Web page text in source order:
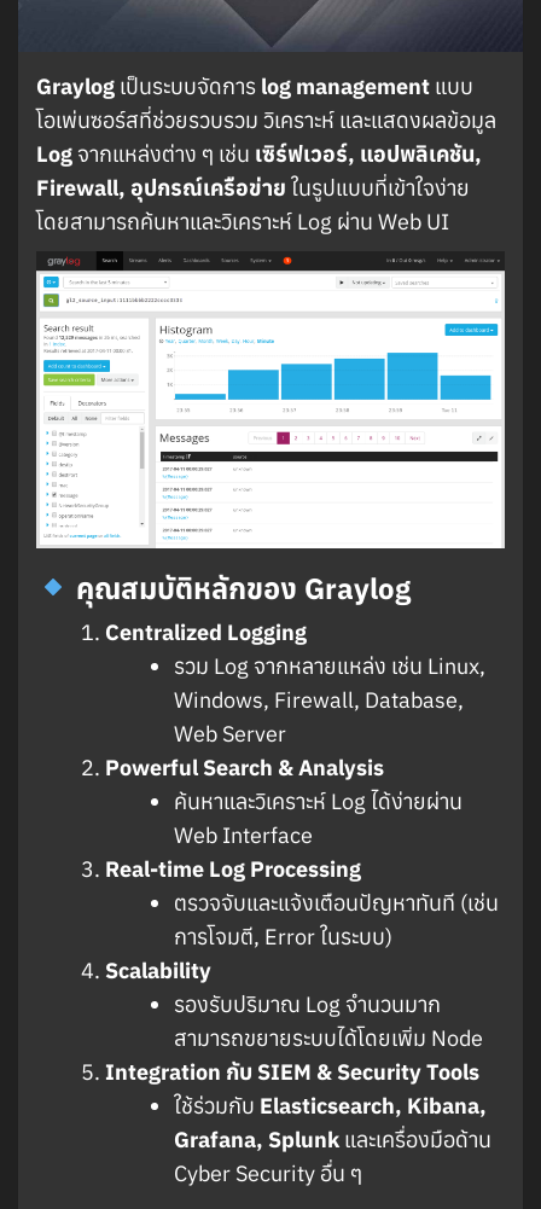
Graylog เป็นระบบจัดการ log management แบบ
โอเพ่นซอร์สที่ช่วยรวบรวม วิเคราะห์ และแสดงผลข้อมูล
Log จากแหล่งต่าง ๆ เช่น เซิร์ฟเวอร์, แอปพลิเคชัน,
Firewall, อุปกรณ์เครือข่าย ในรูปแบบที่เข้าใจง่าย
โดยสามารถค้นหาและวิเคราะห์ Log ผ่าน Web UI
คุณสมบัติหลักของ Graylog
Centralized Logging
รวม Log จากหลายแหล่ง เช่น Linux,
Windows, Firewall, Database,
Web Server
Powerful Search & Analysis
ค้นหาและวิเคราะห์ Log ได้ง่ายผ่าน
Web Interface
Real-time Log Processing
ตรวจจับและแจ้งเตือนปัญหาทันที (เช่น
การโจมตี, Error ในระบบ)
Scalability
รองรับปริมาณ Log จำนวนมาก
สามารถขยายระบบได้โดยเพิ่ม Node
Integration กับ SIEM & Security Tools
ใช้ร่วมกับ Elasticsearch, Kibana,
Grafana, Splunkและเครื่องมือด้าน
Cyber Security อื่น ๆ